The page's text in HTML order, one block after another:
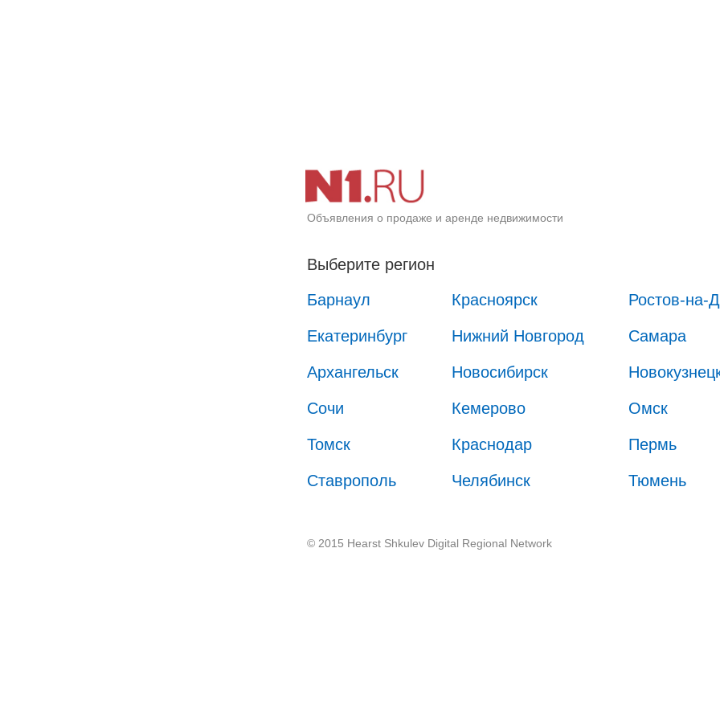
Объявления о продаже и аренде недвижимости
Выберите регион
Барнаул
Красноярск Ростов-на-
Екатеринбург Нижний Новгород Самара
Архангельск Новосибирск
Сочи Кемерово Омск
Томск Краснодар Пермь
Ставрополь Челябинск Тюмень
© 2015 Hearst Shkulev Digital Regional Network